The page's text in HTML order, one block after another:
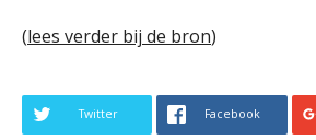
(lees verder bij de bron)
Twitter Facebook